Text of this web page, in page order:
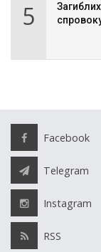
5
Facebook
Telegram
Instagram
RSS